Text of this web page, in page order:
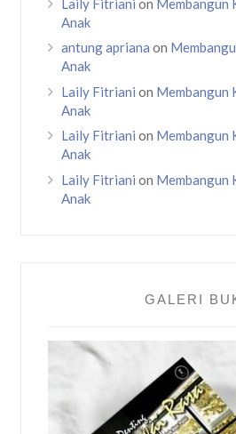
Anak
antung apriana on
Anak
Laily Fitriani on Membangun
Anak
Laily Fitriani on Membangun
Anak
Laily Fitriani on Membangun
Anak
GALERI